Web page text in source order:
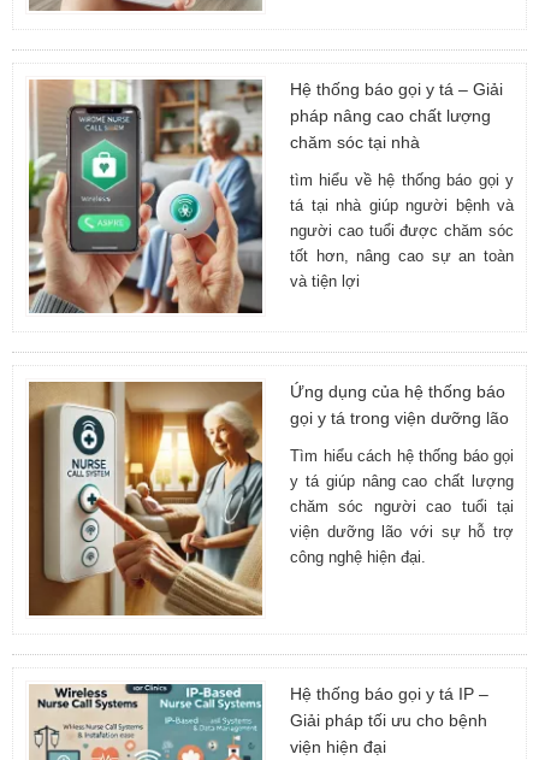
Hệ thống báo gọi y tá – Giải
pháp nâng cao chất lượng
chăm sóc tại nhà
tìm hiểu về hệ thống báo gọi y
tá tại nhà giúp người bệnh và
người cao tuổi được chăm sóc
tốt hơn, nâng cao sự an toàn
và tiện lợi
Ứng dụng của hệ thống báo
gọi y tá trong viện dưỡng lão
Tìm hiểu cách hệ thống báo gọi
y tá giúp nâng cao chất lượng
chăm sóc người cao tuổi tại
viện dưỡng lão với sự hỗ trợ
công nghệ hiện đại.
Hệ thống báo gọi y tá IP –
Giải pháp tối ưu cho bệnh
viện hiện đại